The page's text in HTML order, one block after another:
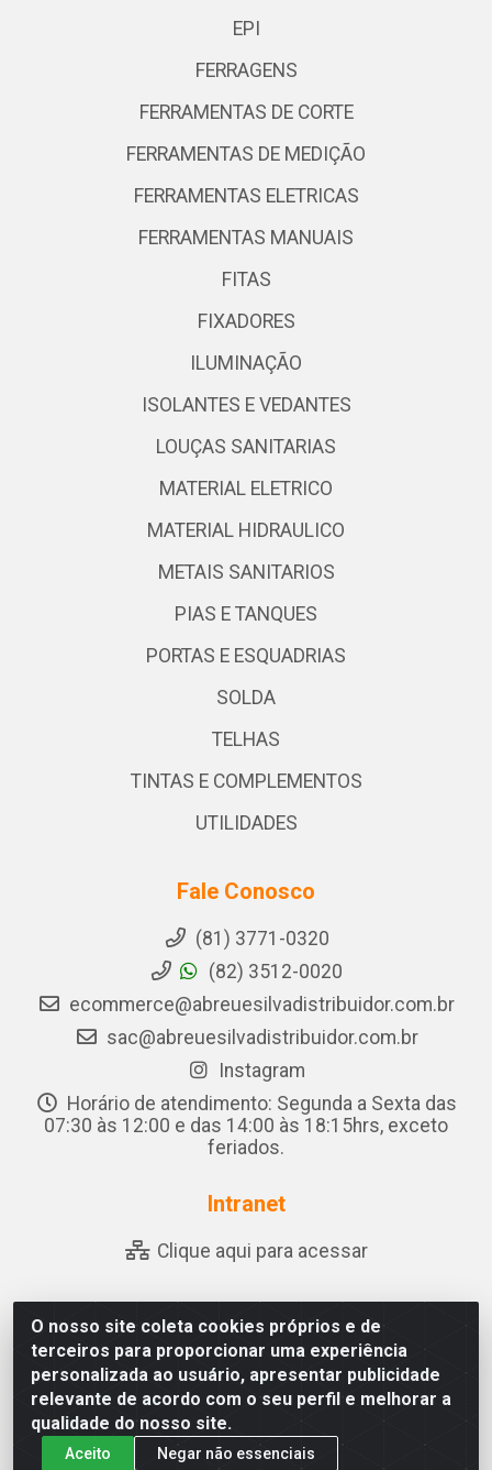
O nosso site coleta cookies próprios e de
terceiros para proporcionar uma experiência
personalizada ao usuário, apresentar publicidade
relevante de acordo com o seu perfil e melhorar a
qualidade do nosso site.
Aceito Negar não essenciais
EPI
FERRAGENS
FERRAMENTAS DE CORTE
FERRAMENTAS DE MEDIÇÃO
FERRAMENTAS ELETRICAS
FERRAMENTAS MANUAIS
FITAS
FIXADORES
ILUMINAÇÃO
ISOLANTES E VEDANTES
LOUÇAS SANITARIAS
MATERIAL ELETRICO
MATERIAL HIDRAULICO
METAIS SANITARIOS
PIAS E TANQUES
PORTAS E ESQUADRIAS
SOLDA
TELHAS
TINTAS E COMPLEMENTOS
UTILIDADES
Fale Conosco
(81) 3771-0320
(82) 3512-0020
ecommerce@abreuesilvadistribuidor.com.br
sac@abreuesilvadistribuidor.com.br
Instagram
Horário de atendimento: Segunda a Sexta das
07:30 às 12:00 e das 14:00 às 18:15hrs, exceto
feriados.
Intranet
Clique aqui para acessar
Abreu & Silva - Rua Padre Jose de Souza Leite, 265 - Ariado,
Olho D'Água das Flores/AL - CEP 57.442-000 - CNPJ
04.790.656/0001-06